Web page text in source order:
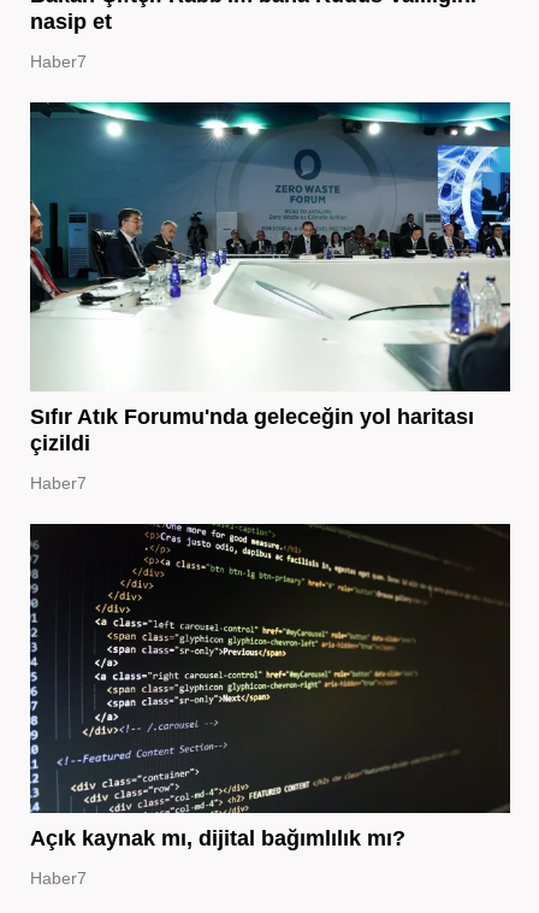
nasip et
Haber7
Sıfır Atık Forumu'nda geleceğin yol haritası
çizildi
Haber7
Açık kaynak mı, dijital bağımlılık mı?
Haber7